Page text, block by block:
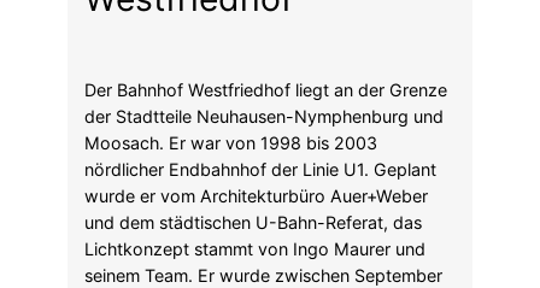
Der Bahnhof Westfriedhof liegt an der Grenze
der Stadtteile Neuhausen-Nymphenburg und
Moosach. Er war von 1998 bis 2003
nördlicher Endbahnhof der Linie U1. Geplant
wurde er vom Architekturbüro Auer+Weber
und dem städtischen U-Bahn-Referat, das
Lichtkonzept stammt von Ingo Maurer und
seinem Team. Er wurde zwischen September